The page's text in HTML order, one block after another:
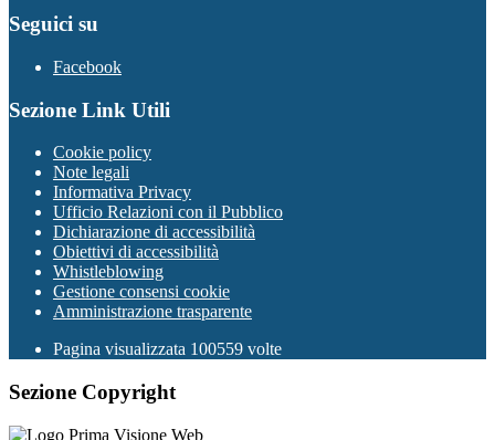
Seguici su
Facebook
Sezione Link Utili
Cookie policy
Note legali
Informativa Privacy
Ufficio Relazioni con il Pubblico
Dichiarazione di accessibilità
Obiettivi di accessibilità
Whistleblowing
Gestione consensi cookie
Amministrazione trasparente
Pagina visualizzata 100559 volte
Sezione Copyright